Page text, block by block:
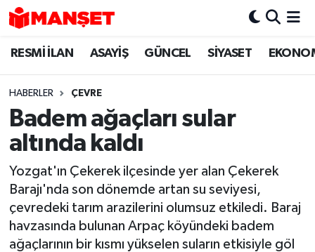
RESMİ İLAN ASAYİŞ GÜNCEL SİYASET
HABERLER ÇEVRE
Badem ağaçları sular
altında kaldı
Yozgat'ın Çekerek ilçesinde yer alan Çekerek
Barajı'nda son dönemde artan su seviyesi,
çevredeki tarım arazilerini olumsuz etkiledi. Baraj
havzasında bulunan Arpaç köyündeki badem
ağaçlarının bir kısmı yükselen suların etkisiyle göl
Hava Durumu
Trafik Durumu
Süper Lig Puan Durumu ve Fikstür
Son Dakika Haberleri
Haber Arşivi